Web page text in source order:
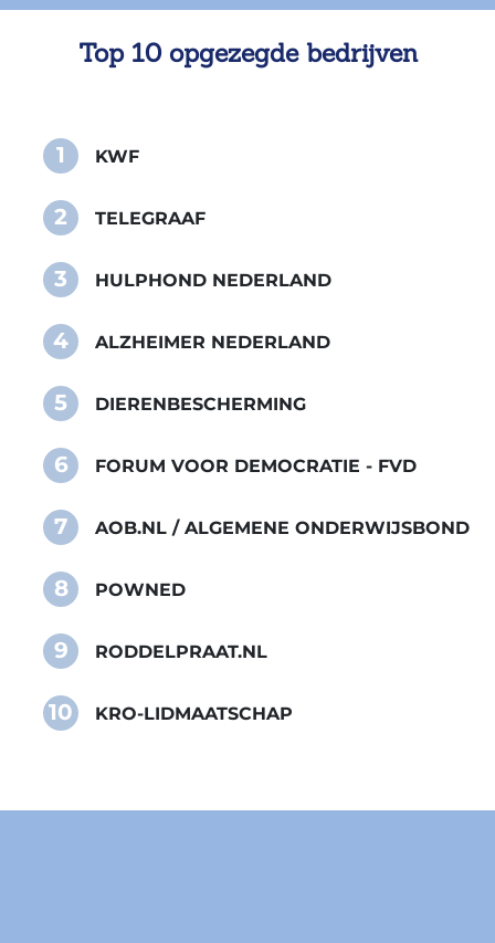
Top 10 opgezegde bedrijven
1 KWF
2 TELEGRAAF
3 HULPHOND NEDERLAND
4 ALZHEIMER NEDERLAND
5 DIERENBESCHERMING
6 FORUM VOOR DEMOCRATIE - FVD
7 AOB.NL / ALGEMENE ONDERWIJSBOND
8 POWNED
9 RODDELPRAAT.NL
10 KRO-LIDMAATSCHAP